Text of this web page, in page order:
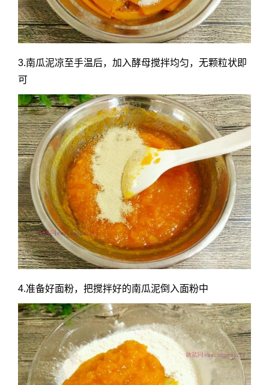
3.南瓜泥凉至手温后，加入酵母搅拌均匀，无颗粒状即
可
4.准备好面粉，把搅拌好的南瓜泥倒入面粉中